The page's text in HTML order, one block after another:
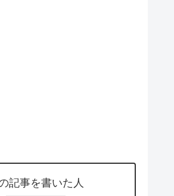
記事を書いた人